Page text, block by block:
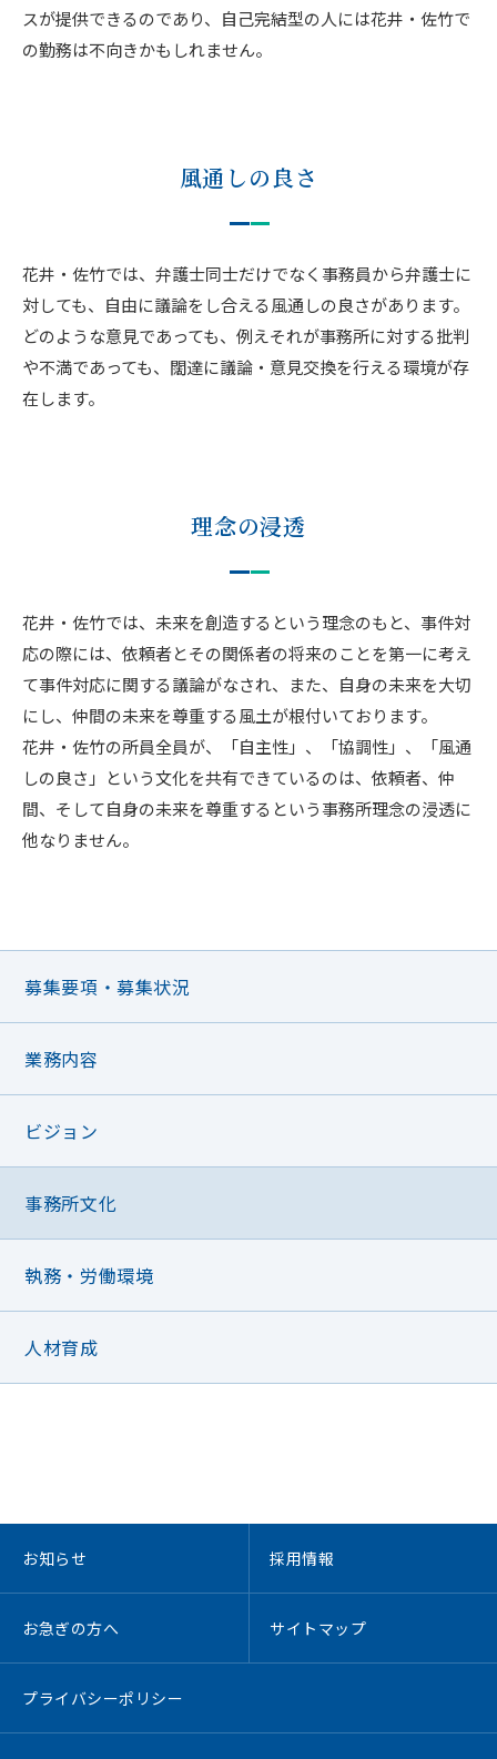
スが提供できるのであり、自己完結型の人には花井・佐竹で
の勤務は不向きかもしれません。
風通しの良さ
花井・佐竹では、弁護士同士だけでなく事務員から弁護士に
対しても、自由に議論をし合える風通しの良さがあります。
どのような意見であっても、例えそれが事務所に対する批判
や不満であっても、闊達に議論・意見交換を行える環境が存
在します。
理念の浸透
花井・佐竹では、未来を創造するという理念のもと、事件対
応の際には、依頼者とその関係者の将来のことを第一に考え
て事件対応に関する議論がなされ、また、自身の未来を大切
にし、仲間の未来を尊重する風土が根付いております。
花井・佐竹の所員全員が、「自主性」、「協調性」、「風通
しの良さ」という文化を共有できているのは、依頼者、仲
間、そして自身の未来を尊重するという事務所理念の浸透に
他なりません。
募集要項・募集状況
業務内容
ビジョン
事務所文化
執務・労働環境
人材育成
お知らせ 採用情報
お急ぎの方へ サイトマップ
プライバシーポリシー